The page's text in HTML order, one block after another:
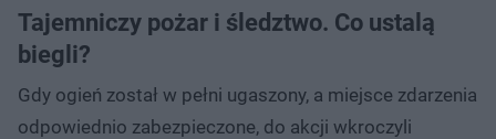
Tajemniczy pożar i śledztwo. Co ustalą
biegli?
Gdy ogień został w pełni ugaszony, a miejsce zdarzenia
odpowiednio zabezpieczone, do akcji wkroczyli